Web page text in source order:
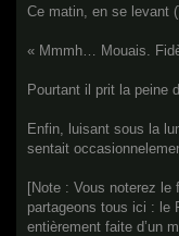
s
Ce matin, en se levant
« Mmmh… Mouais.
Pourtant il prit la peine
Enfin, luisant sous la
sentait
[Note : Vous noterez le
partageons tous ici : le
entièrement faite d’un